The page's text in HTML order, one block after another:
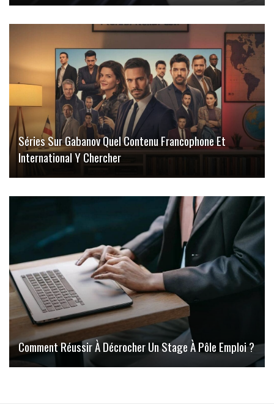
Séries Sur Gabanov Quel Contenu Francophone Et
International Y Chercher
Comment Réussir À Décrocher Un Stage À Pôle Emploi ?